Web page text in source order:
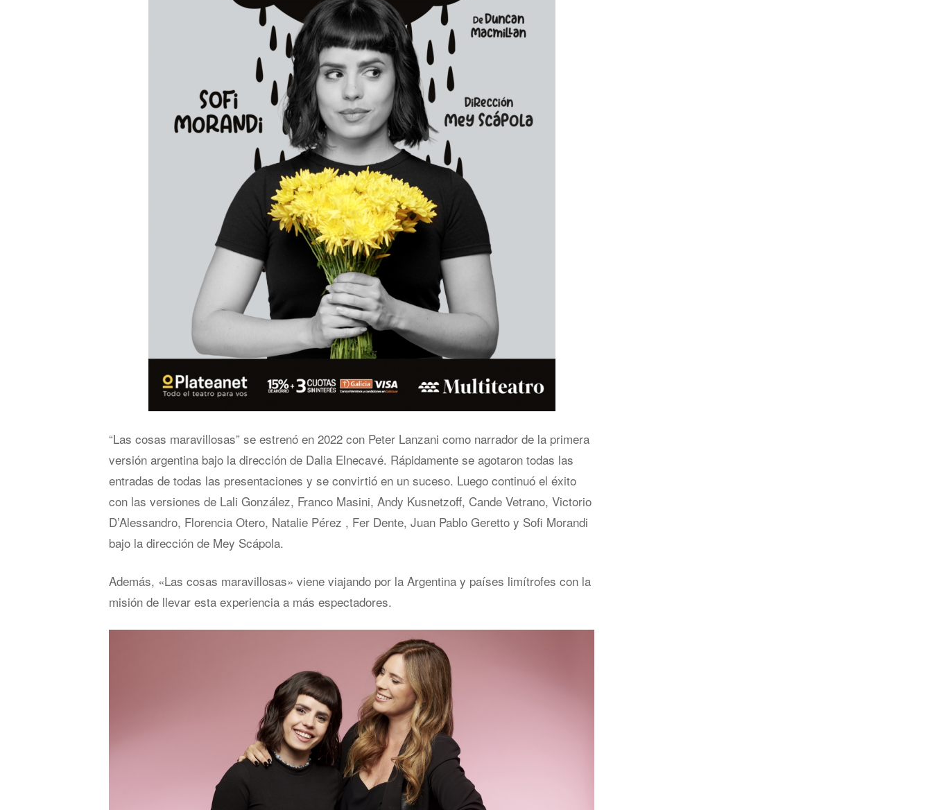
“Las cosas maravillosas” se estrenó en 2022 con Peter Lanzani como narrador de la primera
versión argentina bajo la dirección de Dalia Elnecavé. Rápidamente se agotaron todas las
entradas de todas las presentaciones y se convirtió en un suceso. Luego continuó el éxito
con las versiones de Lali González, Franco Masini, Andy Kusnetzoff, Cande Vetrano, Victorio
D’Alessandro, Florencia Otero, Natalie Pérez , Fer Dente, Juan Pablo Geretto y Sofi Morandi
bajo la dirección de Mey Scápola.
Además, «Las cosas maravillosas» viene viajando por la Argentina y países limítrofes con la
misión de llevar esta experiencia a más espectadores.